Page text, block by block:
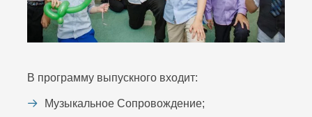
В программу выпускного входит:
Музыкальное Сопровождение;